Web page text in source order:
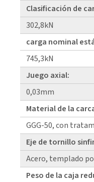
Clasificación de
302,8kN
carga nominal
745,3kN
Juego axial:
0,03mm
Material de la
GGG-50, con
Eje de tornillo
Acero, templado
Peso de la caja